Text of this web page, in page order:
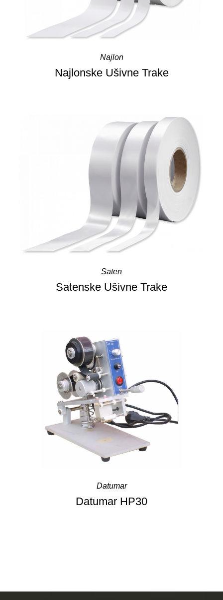
Najlon
Najlonske Ušivne Trake
Saten
Satenske Ušivne Trake
Datumar
Datumar HP30